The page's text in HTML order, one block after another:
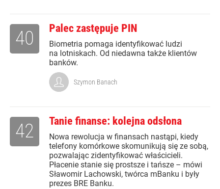
Palec zastępuje PIN
Biometria pomaga identyfikować ludzi
na lotniskach. Od niedawna także klientów
banków.
40
Szymon Banach
Tanie finanse: kolejna odsłona
Nowa rewolucja w finansach nastąpi, kiedy
telefony komórkowe skomunikują się ze sobą,
pozwalając zidentyfikować właścicieli.
Płacenie stanie się prostsze i tańsze – mówi
Sławomir Lachowski, twórca mBanku i były
prezes BRE Banku.
42